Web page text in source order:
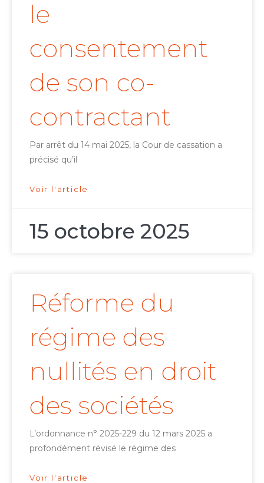
le
consentement
de son co-
contractant
Par arrêt du 14 mai 2025, la Cour de cassation a
précisé qu’il
Voir l'article
15 octobre 2025
Réforme du
régime des
nullités en droit
des sociétés
L’ordonnance n° 2025-229 du 12 mars 2025 a
profondément révisé le régime des
Voir l'article